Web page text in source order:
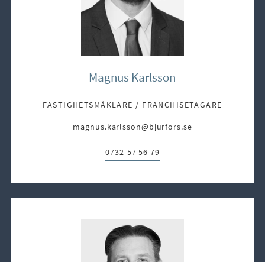
Magnus Karlsson
FASTIGHETSMÄKLARE / FRANCHISETAGARE
E-post:
magnus.karlsson@bjurfors.se
Telefon:
0732-57 56 79